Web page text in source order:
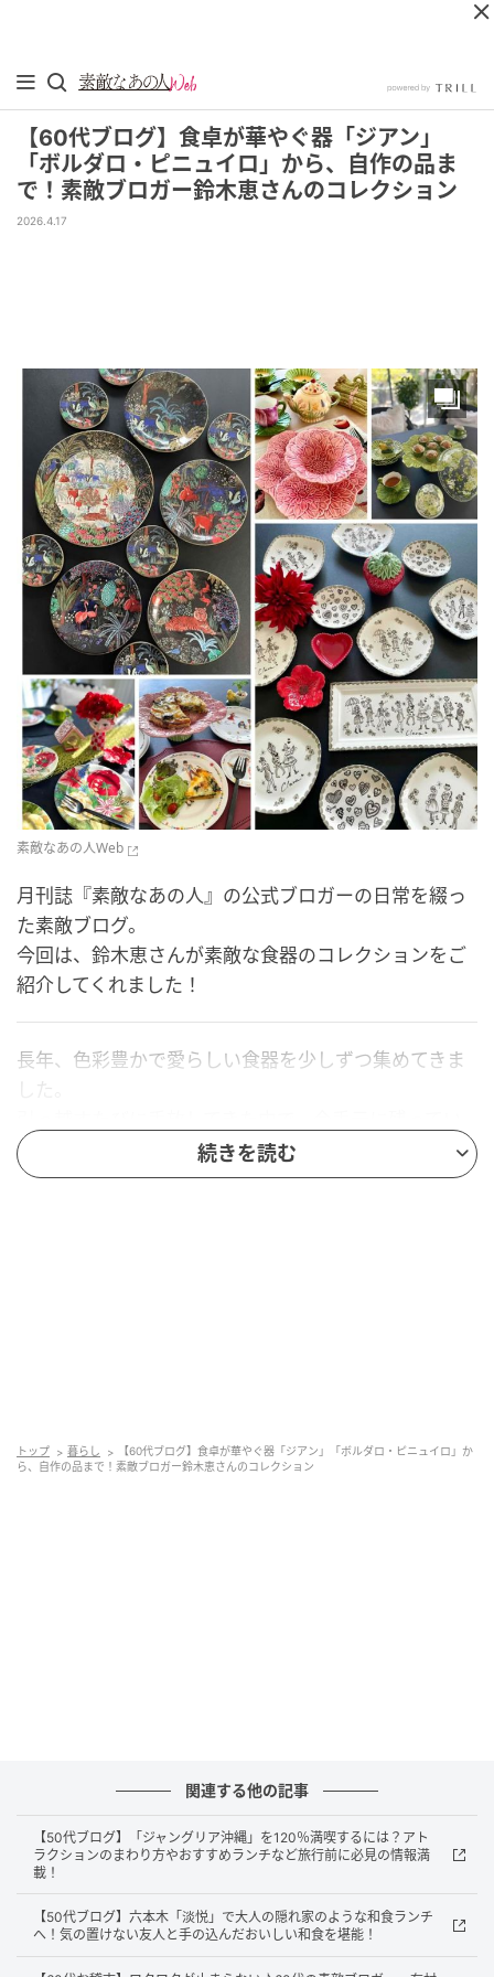
【60代ブログ】食卓が華やぐ器「ジアン」
「ボルダロ・ピニュイロ」から、自作の品ま
で！素敵ブロガー鈴木恵さんのコレクション
2026.4.17
素敵なあの人Web
月刊誌『素敵なあの人』の公式ブロガーの日常を綴っ
た素敵ブログ。
今回は、鈴木恵さんが素敵な食器のコレクションをご
紹介してくれました！
長年、色彩豊かで愛らしい食器を少しずつ集めてきま
した。
るのは、ユニークで少しアートの香りがするもの、そ
して日々に元気をくれるものばかりです。 今回は、そ
素敵なあの人Web
続きを読む
トップ 暮らし
【60代ブログ】食卓が華やぐ器「ジアン」「ボルダロ・ピニュイロ」か
ら、自作の品まで！素敵ブロガー鈴木恵さんのコレクション
関連する他の記事
【50代ブログ】「ジャングリア沖縄」を120％満喫するには？アト
ラクションのまわり方やおすすめランチなど旅行前に必見の情報満
載！
【50代ブログ】六本木「淡悦」で大人の隠れ家のような和食ランチ
へ！気の置けない友人と手の込んだおいしい和食を堪能！